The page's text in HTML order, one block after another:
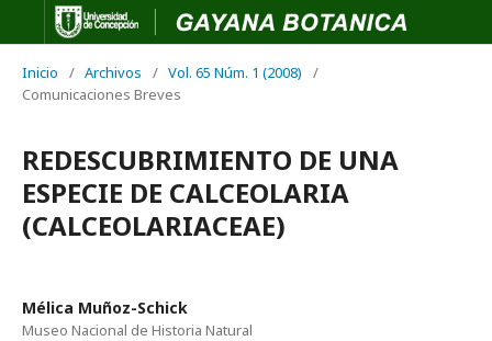
Inicio / Archivos / Vol. 65 Núm. 1 (2008)
/
Comunicaciones Breves
REDESCUBRIMIENTO DE UNA
ESPECIE DE CALCEOLARIA
(CALCEOLARIACEAE)
Mélica Muñoz-Schick
Museo Nacional de Historia Natural